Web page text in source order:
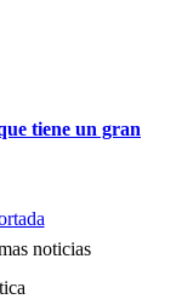
tiene un gran
noticias